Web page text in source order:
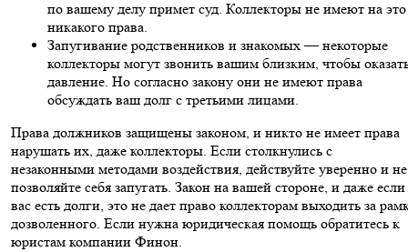
по вашему делу примет суд. Коллекторы не имеют на это
никакого права.
Запугивание родственников и знакомых — некоторые
коллекторы могут звонить вашим близким, чтобы
давление. Но согласно закону они не имеют права
обсуждать ваш долг с третьими лицами.
Права должников защищены законом, и никто не имеет права
нарушать их, даже коллекторы. Если столкнулись с
незаконными методами воздействия, действуйте уверенно и не
позволяйте себя запугать. Закон на вашей стороне, и даже
вас есть долги, это не дает право коллекторам выходить за
дозволенного. Если нужна юридическая помощь обратитесь к
юристам компании Финон.